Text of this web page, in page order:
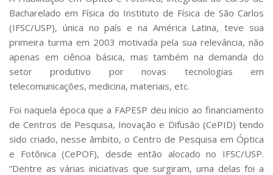
Serviços
Bibliotecas
Apoio ao Estudante
Segurança, Trânsito e Prevenção
RH, Administrativo e Financeiro
Outros serviços
Comunicação
Assessorias e Mídias
Aplicativos e Sites
Jornal da USP
Agenda de Eventos
Defesa de Teses
Bacharelado em Física do Instituto de Física de São Carlos
(IFSC/USP), única no país e na América Latina, teve sua
primeira turma em 2003 motivada pela sua relevância, não
apenas em ciência básica, mas também na demanda do
setor produtivo por novas tecnologias em
telecomunicações, medicina, materiais, etc.
Foi naquela época que a FAPESP deu início ao financiamento
de Centros de Pesquisa, Inovação e Difusão (CePID) tendo
sido criado, nesse âmbito, o Centro de Pesquisa em Óptica
e Fotônica (CePOF), desde então alocado no IFSC/USP.
“Dentre as várias iniciativas que surgiram, uma delas foi a